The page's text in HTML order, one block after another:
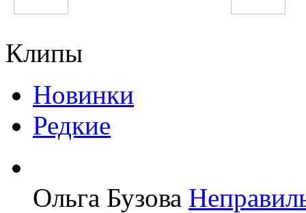
Клипы
Новинки
Редкие
Ольга Бузова